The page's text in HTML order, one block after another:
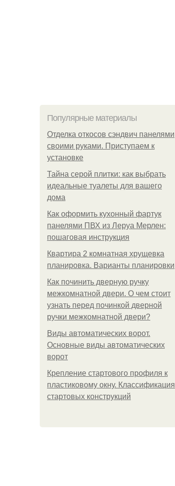
Популярные материалы
Отделка откосов сэндвич панелями
своими руками. Приступаем к
установке
Тайна серой плитки: как выбрать
идеальные туалеты для вашего
дома
Как оформить кухонный фартук
панелями ПВХ из Леруа Мерлен:
пошаговая инструкция
Квартира 2 комнатная хрущевка
планировка. Варианты планировки
Как починить дверную ручку
межкомнатной двери. О чем стоит
узнать перед починкой дверной
ручки межкомнатной двери?
Виды автоматических ворот.
Основные виды автоматических
ворот
Крепление стартового профиля к
пластиковому окну. Классификация
стартовых конструкций